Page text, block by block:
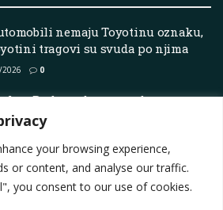
your browsing experience,
or content, and analyse our traffic.
you consent to our use of cookies.
nemaju Toyotinu oznaku,
tragovi su svuda po njima
0
Brabec odgovara udarcem
ponovno preuzeo vodstvo